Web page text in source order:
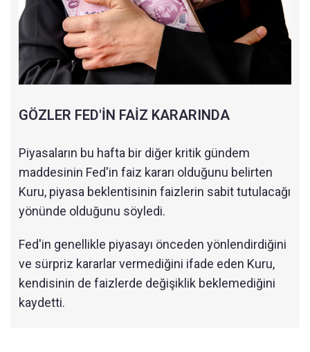
GÖZLER FED'İN FAİZ KARARINDA
Piyasaların bu hafta bir diğer kritik gündem
maddesinin Fed'in faiz kararı olduğunu belirten
Kuru, piyasa beklentisinin faizlerin sabit tutulacağı
yönünde olduğunu söyledi.
Fed'in genellikle piyasayı önceden yönlendirdiğini
ve sürpriz kararlar vermediğini ifade eden Kuru,
kendisinin de faizlerde değişiklik beklemediğini
kaydetti.